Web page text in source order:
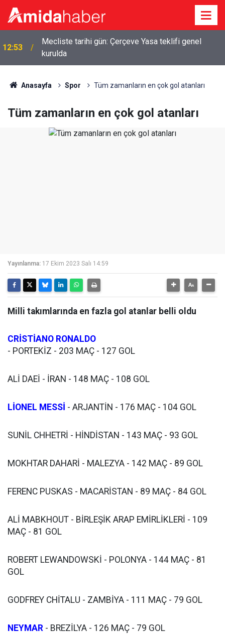
12:53
Mecliste tarihi gün: Çerçeve Yasa teklifi genel
kurulda
Anasayfa Spor Tüm zamanların en çok gol atanları
Tüm zamanların en çok gol atanları
Yayınlanma: 17 Ekim 2023 Salı 14:59
Milli takımlarında en fazla gol atanlar belli oldu
CRİSTİANO RONALDO
- PORTEKİZ - 203 MAÇ - 127 GOL
ALİ DAEİ - İRAN - 148 MAÇ - 108 GOL
LİONEL MESSİ - ARJANTİN - 176 MAÇ - 104 GOL
SUNİL CHHETRİ - HİNDİSTAN - 143 MAÇ - 93 GOL
MOKHTAR DAHARİ - MALEZYA - 142 MAÇ - 89 GOL
FERENC PUSKAS - MACARİSTAN - 89 MAÇ - 84 GOL
ALİ MABKHOUT - BİRLEŞİK ARAP EMİRLİKLERİ - 109
MAÇ - 81 GOL
ROBERT LEWANDOWSKİ - POLONYA - 144 MAÇ - 81
GOL
GODFREY CHİTALU - ZAMBİYA - 111 MAÇ - 79 GOL
NEYMAR - BREZİLYA - 126 MAÇ - 79 GOL